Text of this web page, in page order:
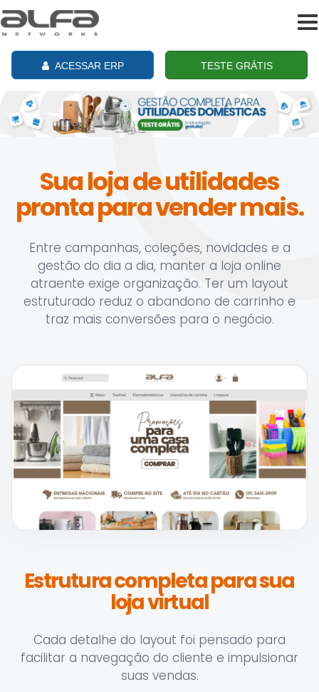
ACESSAR ERP TESTE GRÁTIS
Sua loja de utilidades
pronta para vender mais.
Entre campanhas, coleções, novidades e a
gestão do dia a dia, manter a loja online
atraente exige organização. Ter um layout
estruturado reduz o abandono de carrinho e
traz mais conversões para o negócio.
Estrutura completa para sua
loja virtual
Cada detalhe do layout foi pensado para
facilitar a navegação do cliente e impulsionar
suas vendas.